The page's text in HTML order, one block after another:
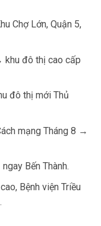
Chợ Lớn, Quận 5,
khu đô thị cao cấp
đô thị mới Thủ
mạng Tháng 8 →
Bến Thành.
Bệnh viện Triều